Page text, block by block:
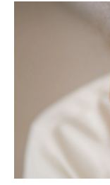
moda & ljepota